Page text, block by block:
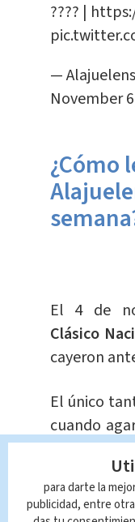
????️ |
—
November
¿Cómo
El 4 de
Clásico
cayeron
El único
cuando
solo contra
fondo de
para darte la
publicidad, entre